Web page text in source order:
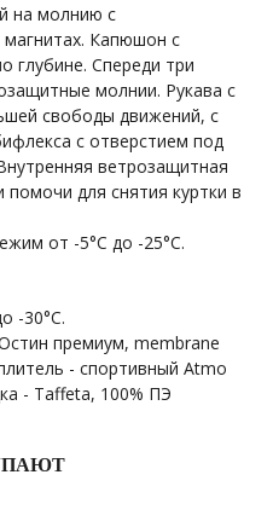
на молнию с
Капюшон с
глубине. Спереди три
молнии. Рукава с
свободы движений, с
с отверстием под
ветрозащитная
для снятия куртки в
от -5°С до -25°С.
-30°С.
премиум, membrane
- спортивный Atmo
- Taffeta, 100% ПЭ